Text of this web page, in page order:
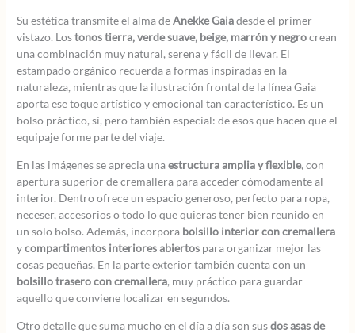
Su estética transmite el alma deAnekke Gaiadesde el primer
vistazo. Lostonos tierra, verde suave, beige, marrón y negrocrean
una combinación muy natural, serena y fácil de llevar. El
estampado orgánico recuerda a formas inspiradas en la
naturaleza, mientras que la ilustración frontal de la línea Gaia
aporta ese toque artístico y emocional tan característico. Es un
bolso práctico, sí, pero también especial: de esos que hacen que el
equipaje forme parte del viaje.
En las imágenes se aprecia unaestructura amplia y flexible, con
apertura superior de cremallera para acceder cómodamente al
interior. Dentro ofrece un espacio generoso, perfecto para ropa,
neceser, accesorios o todo lo que quieras tener bien reunido en
un solo bolso. Además, incorpora bolsillo interior con cremallera
ycompartimentos interiores abiertos para organizar mejor las
cosas pequeñas. En la parte exterior también cuenta con un
bolsillo trasero con cremallera, muy práctico para guardar
aquello que conviene localizar en segundos.
Otro detalle que suma mucho en el día a día son susdos asas de